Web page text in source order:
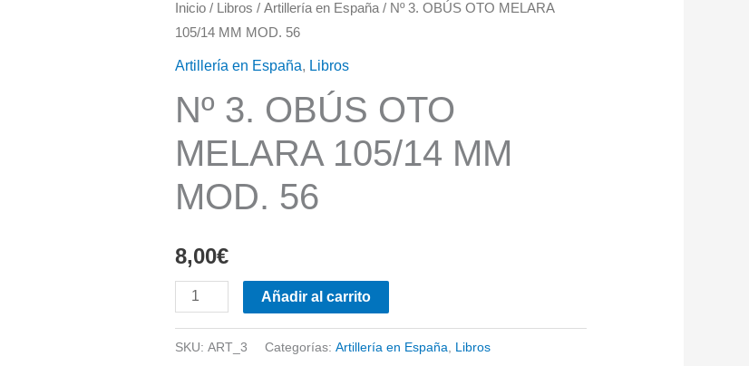
Inicio / Libros /Artillería en España/ Nº 3. OBÚS OTO MELARA
105/14 MM MOD. 56
Artillería en España, Libros
Nº 3. OBÚS OTO
MELARA 105/14 MM
MOD. 56
8,00€
OBÚS
Añadir al carrito
SKU:ART_3 Categorías:Artillería en España Libros